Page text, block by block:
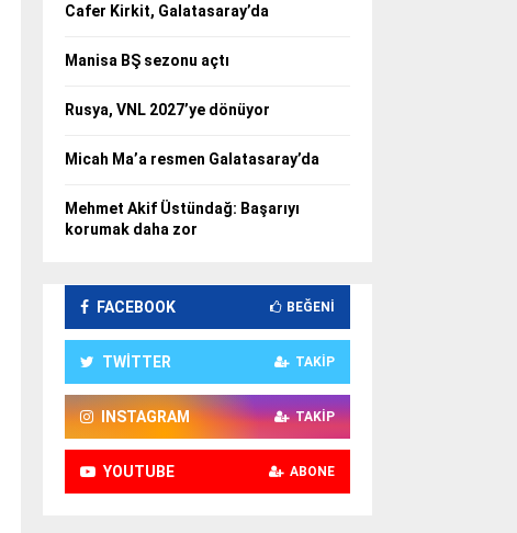
Cafer Kirkit, Galatasaray’da
Manisa BŞ sezonu açtı
Rusya, VNL 2027’ye dönüyor
Micah Ma’a resmen Galatasaray’da
Mehmet Akif Üstündağ: Başarıyı
korumak daha zor
FACEBOOK BEĞENI
TWITTER TAKIP
INSTAGRAM TAKIP
YOUTUBE ABONE